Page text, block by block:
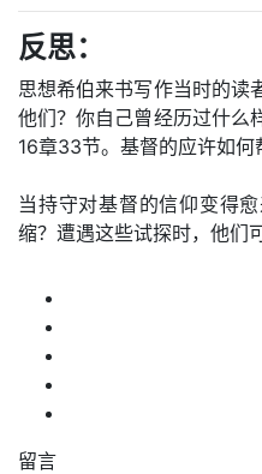
反思：
思想希伯来书写作当时的读
他们？你自己曾经历过什么
16章33节。基督的应许如何
当持守对基督的信仰变得
缩？遭遇这些试探时，他们
留言